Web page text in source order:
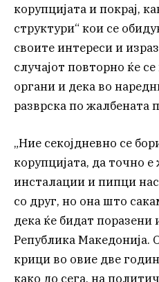
корупцијата и покрај,
структури“ кои се
своите интереси и
случајот повторно ќе
органи и дека во
разврска по жалбената
„Ние секојдневно се
корупцијата, да точно
инсталации и пипци
со друг, но она што
дека ќе бидат поразени
Република Македонија.
крици во овие две
како до сега, на